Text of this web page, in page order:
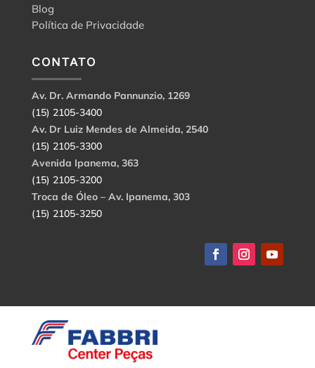
Blog
Política de Privacidade
CONTATO
Av. Dr. Armando Pannunzio, 1269
(15) 2105-3400
Av. Dr Luiz Mendes de Almeida, 2540
(15) 2105-3300
Avenida Ipanema, 363
(15) 2105-3200
Troca de Óleo – Av. Ipanema, 303
(15) 2105-3250